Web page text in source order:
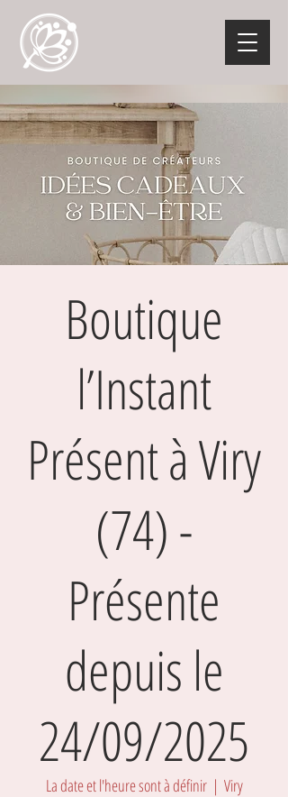
Boutique
l’Instant
Présent à Viry
(74) -
Présente
depuis le
24/09/2025
La date et l'heure sont à définir
  |
Viry